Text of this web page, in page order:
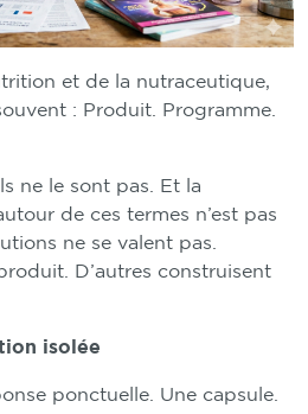
et de la nutraceutique,
: Produit. Programme.
ne le sont pas. Et la
de ces termes n’est pas
ne se valent pas.
D’autres construisent
isolée
ponctuelle. Une capsule.